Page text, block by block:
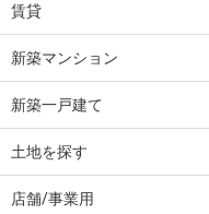
賃貸
新築マンション
新築一戸建て
土地を探す
店舗/事業用